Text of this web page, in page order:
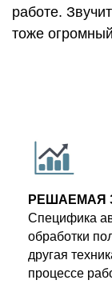
работе.
тоже
РЕШАЕМАЯ
Специфика
обработки
другая
процессе